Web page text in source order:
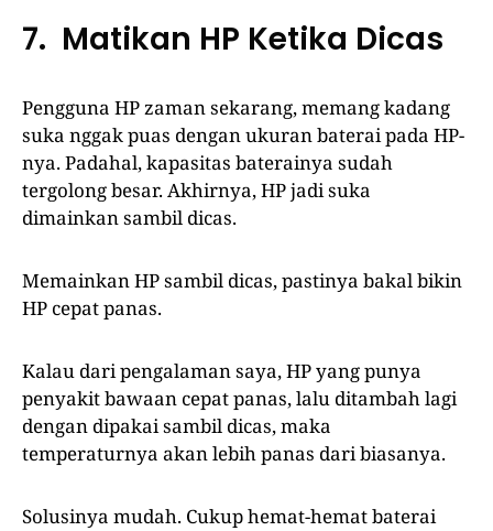
7. Matikan HP Ketika Dicas
Pengguna HP zaman sekarang, memang kadang
suka nggak puas dengan ukuran baterai pada HP-
nya. Padahal, kapasitas baterainya sudah
tergolong besar. Akhirnya, HP jadi suka
dimainkan sambil dicas.
Memainkan HP sambil dicas, pastinya bakal bikin
HP cepat panas.
Kalau dari pengalaman saya, HP yang punya
penyakit bawaan cepat panas, lalu ditambah lagi
dengan dipakai sambil dicas, maka
temperaturnya akan lebih panas dari biasanya.
Solusinya mudah. Cukup hemat-hemat baterai